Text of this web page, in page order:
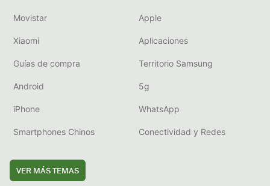
Movistar Apple
Xiaomi Aplicaciones
Guías de compra Territorio Samsung
Android 5g
iPhone WhatsApp
Smartphones Chinos Conectividad y Redes
VER MÁS TEMAS